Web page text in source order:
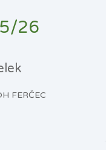
26
FERČEC